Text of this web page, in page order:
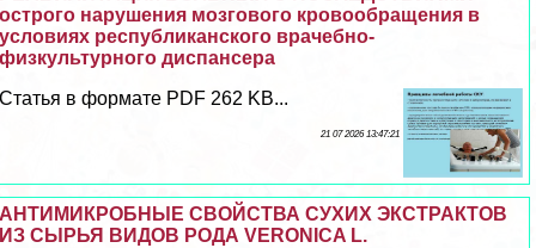
острого нарушения мозгового кровообращения в
условиях республиканского врачебно-
физкультурного диспансера
Статья в формате PDF 262 KB...
21 07 2026 13:47:21
АНТИМИКРОБНЫЕ СВОЙСТВА СУХИХ ЭКСТРАКТОВ
ИЗ СЫРЬЯ ВИДОВ РОДА VERONICA L.